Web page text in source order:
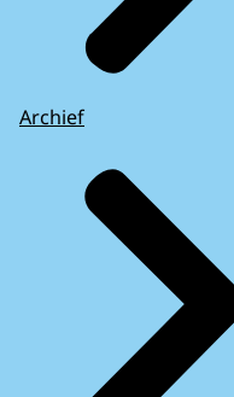
Archief